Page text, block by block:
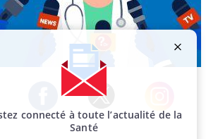
Facebook Twitter Instagram
connecté à toute l’actualité de la
Santé